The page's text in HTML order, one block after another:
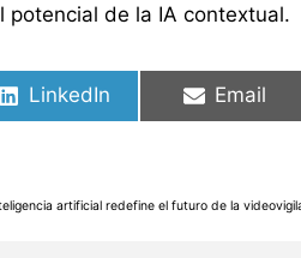
potencial de la IA contextual.
LinkedIn Email